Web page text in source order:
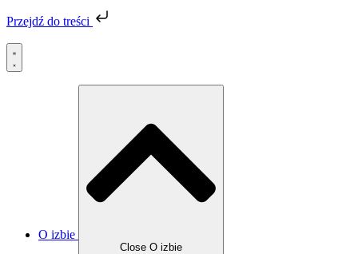
Przejdź do treści
O izbie
Close O izbie